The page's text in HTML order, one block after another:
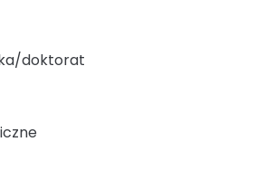
doktorat